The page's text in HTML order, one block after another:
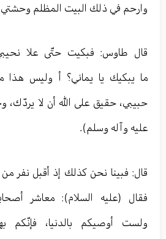
وارحم في ذلك البيت المظلم
قال طاوس: فبكيت حتّى علا
ما يبكيك يا يماني؟ أ وليس هذا
حبيبي، حقيق على الله أن لا
عليه وآله وسلم).
قال: فبينا نحن كذلك إذ أقبل نفر
فقال (عليه السلام): معاشر
ولست أوصيكم بالدنيا، فإنّكم